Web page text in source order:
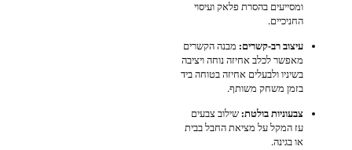
ומסייעים בהסרת פלאק ועיסוי
החניכיים.
עיצוב רב-קשרים: מבנה הקשרים
מאפשר לכלב אחיזה נוחה ויציבה
בשיניו ולבעלים אחיזה בטוחה ביד
בזמן משחק משותף.
צבעוניות בולטת:שילוב צבעים
עז המקל על מציאת החבל בבית
או בגינה.